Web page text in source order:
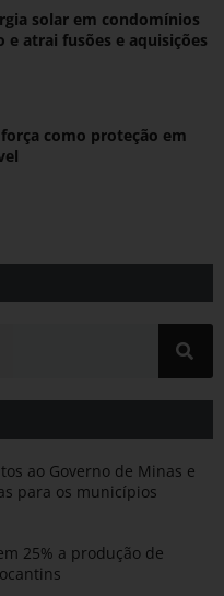
solar em condomínios
e atrai fusões e aquisições
como proteção em
ao Governo de Minas e
para os municípios
25% a produção de